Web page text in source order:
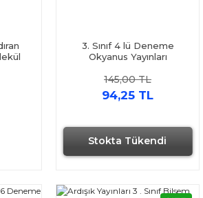
Stokta Tükendi
3. Sınıf 4 lü Deneme
Okyanus Yayınları
145,00 TL
94,25 TL